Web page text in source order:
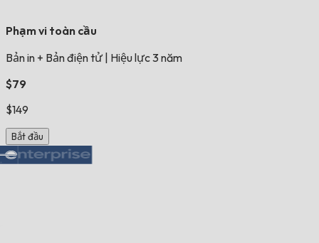
Phạm vi toàn cầu
Bản in + Bản điện tử Hiệu lực 3 năm
$79
$149
Bắt đầu